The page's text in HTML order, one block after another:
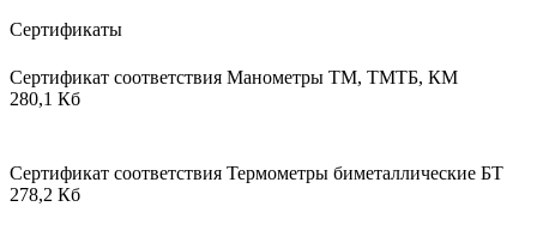
Сертификаты
Сертификат соответствия Манометры ТМ, ТМТБ, КМ
280,1 Кб
Сертификат соответствия Термометры биметаллические БТ
278,2 Кб